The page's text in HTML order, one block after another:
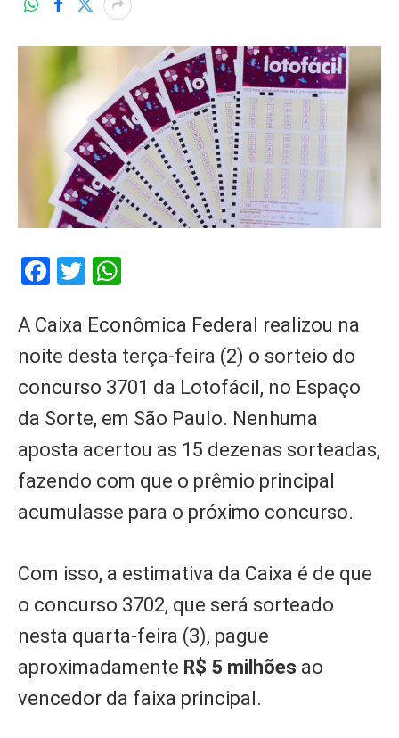
Facebook
Twitter
A Caixa Econômica Federal realizou na
noite desta terça-feira (2) o sorteio do
concurso 3701 da Lotofácil, no Espaço
da Sorte, em São Paulo. Nenhuma
aposta acertou as 15 dezenas sorteadas,
fazendo com que o prêmio principal
acumulasse para o próximo concurso.
Com isso, a estimativa da Caixa é de que
o concurso 3702, que será sorteado
nesta quarta-feira (3), pague
aproximadamente R$ 5 milhões ao
vencedor da faixa principal.